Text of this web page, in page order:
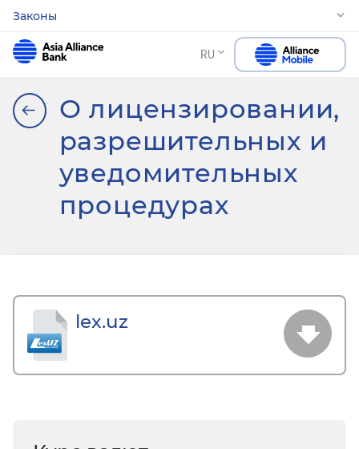
Законы
RU
О лицензировании,
разрешительных и
уведомительных
процедурах
lex.uz